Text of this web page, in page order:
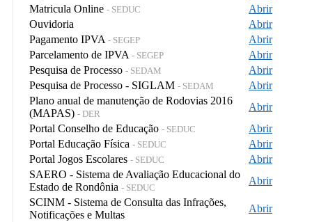
Matricula Online - SEDUC
Abrir
Ouvidoria
Abrir
Pagamento IPVA - SEGEP
Abrir
Parcelamento de IPVA - SEGEP
Abrir
Pesquisa de Processo - SEDAM
Abrir
Pesquisa de Processo - SIGLAM - SEDAM
Abrir
Plano anual de manutenção de Rodovias 2016
(MAPAS) - DER
Abrir
Portal Conselho de Educação - SEDUC
Abrir
Portal Educação Física - SEDUC
Abrir
Portal Jogos Escolares - SEDUC
Abrir
SAERO - Sistema de Avaliação Educacional do
Estado de Rondônia - SEDUC
Abrir
SCINM - Sistema de Consulta das Infrações,
Notificações e Multas
Abrir